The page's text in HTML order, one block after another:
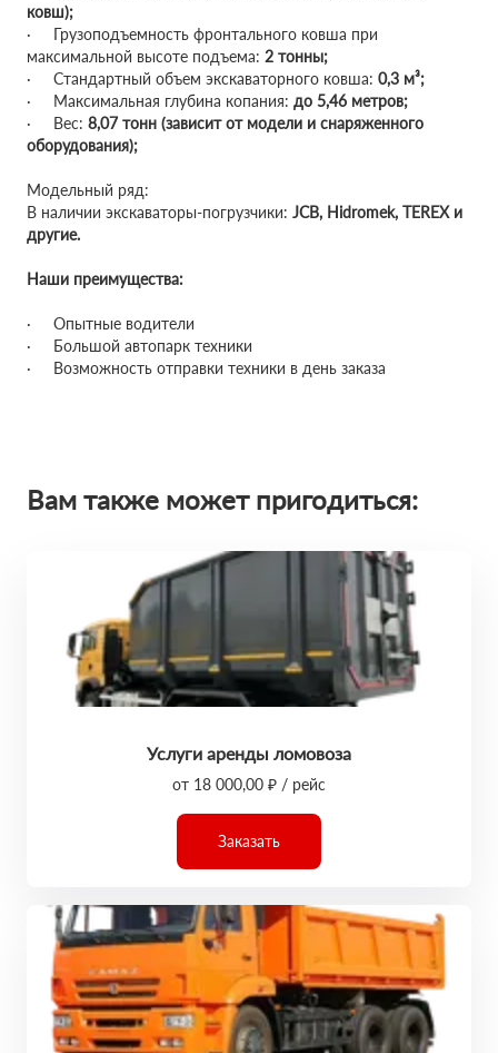
ковш);
· Грузоподъемность фронтального ковша при
максимальной высоте подъема: 2 тонны;
· Стандартный объем экскаваторного ковша: 0,3 м³;
· Максимальная глубина копания: до 5,46 метров;
· Вес: 8,07 тонн (зависит от модели и снаряженного
оборудования);
Модельный ряд:
В наличии экскаваторы-погрузчики: JCB, Hidromek, TEREX и
другие.
Наши преимущества:
· Опытные водители
· Большой автопарк техники
· Возможность отправки техники в день заказа
Вам также может пригодиться:
Услуги аренды ломовоза
от 18 000,00 ₽ / рейс
Заказать